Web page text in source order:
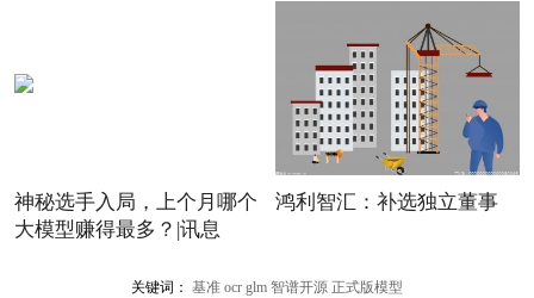
神秘选手入局，上个月哪个
大模型赚得最多？|讯息
鸿利智汇：补选独立董事
关键词： 基准 ocr glm 智谱开源 正式版模型